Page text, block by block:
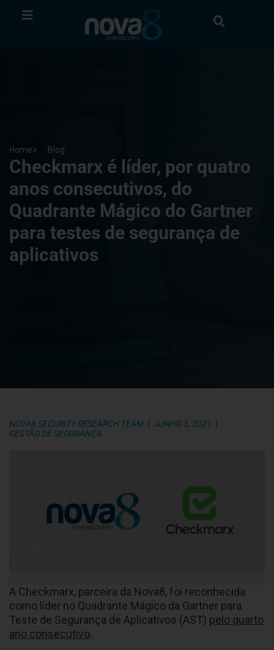
Home Blog
Checkmarx é líder, por quatro
anos consecutivos, do
Quadrante Mágico do Gartner
para testes de segurança de
aplicativos
NOVA8 SECURITY RESEARCH TEAM
JUNHO 3, 2021
GESTÃO DE SEGURANÇA
A Checkmarx, parceira da Nova8, foi reconhecida
como líder no Quadrante Mágico da Gartner para
Teste de Segurança de Aplicativos (AST) pelo quarto
ano consecutivo.